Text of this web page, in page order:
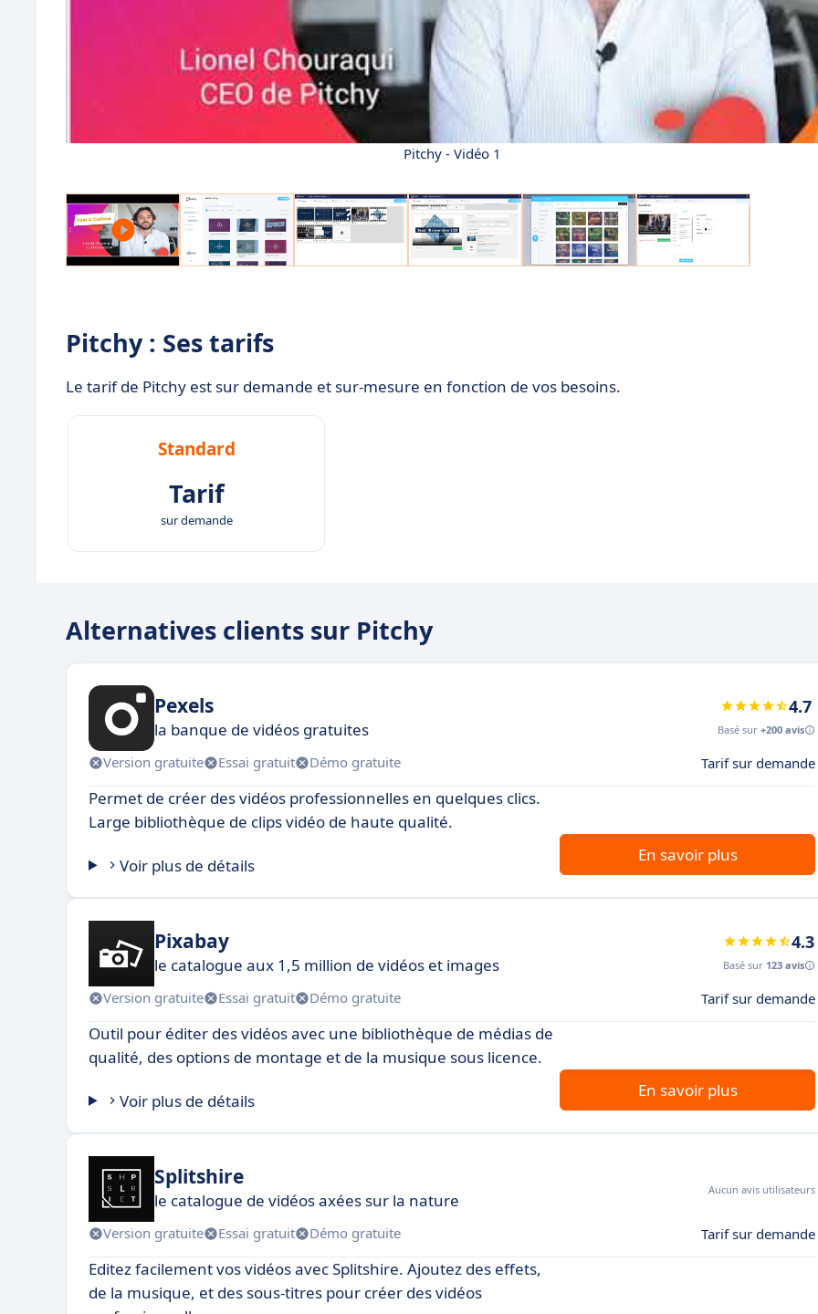
Pitchy - Vidéo 1
Pitchy : Ses tarifs
Le tarif de Pitchy est sur demande et sur-mesure en fonction de vos besoins.
Standard
Tarif
sur demande
Alternatives clients sur Pitchy
Pexels
la banque de vidéos gratuites
4.7
Basé sur +200 avis
Version gratuite Essai gratuit Démo gratuite Tarif sur demande
Permet de créer des vidéos professionnelles en quelques clics.
Large bibliothèque de clips vidéo de haute qualité.
Voir plus de détails
En savoir plus
Pixabay
le catalogue aux 1,5 million de vidéos et images
4.3
Basé sur 123 avis
Version gratuite Essai gratuit Démo gratuite Tarif sur demande
Outil pour éditer des vidéos avec une bibliothèque de médias de
qualité, des options de montage et de la musique sous licence.
Voir plus de détails
En savoir plus
Splitshire
le catalogue de vidéos axées sur la nature
Aucun avis utilisateurs
Version gratuite Essai gratuit Démo gratuite Tarif sur demande
Editez facilement vos vidéos avec Splitshire. Ajoutez des effets,
de la musique, et des sous-titres pour créer des vidéos